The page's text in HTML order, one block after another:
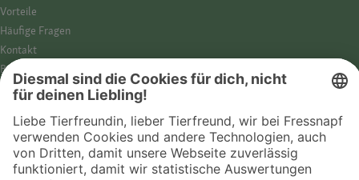
Vorteile
Häufige Fragen
Kontakt
Barrierefreiheit
Impressum
Cookies
AGB